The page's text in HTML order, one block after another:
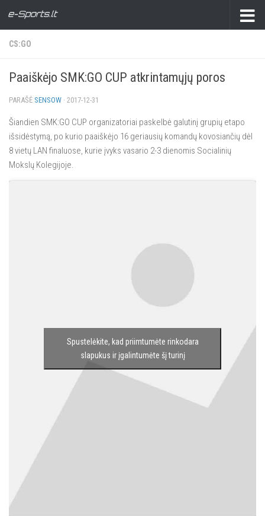
CS:GO
Paaiškėjo SMK:GO CUP atkrintamųjų poros
PARAŠĖ SENSOW · 2017-12-31
Šiandien SMK:GO CUP organizatoriai paskelbė galutinį grupių etapo
išsidėstymą, po kurio paaiškėjo 16 geriausių komandų kovosiančių dėl
8 vietų LAN finaluose, kurie įvyks vasario 2-3 dienomis Socialinių
Mokslų Kolegijoje.
Spustelėkite, kad priimtumėte rinkodara
slapukus ir įgalintumėte šį turinį